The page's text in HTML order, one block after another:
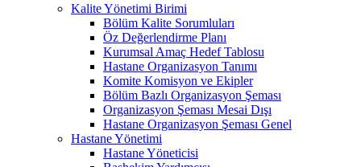
Kalite Yönetimi Birimi
Bölüm Kalite Sorumluları
Öz Değerlendirme Planı
Kurumsal Amaç Hedef Tablosu
Hastane Organizasyon Tanımı
Komite Komisyon ve Ekipler
Bölüm Bazlı Organizasyon Şeması
Organizasyon Şeması Mesai Dışı
Hastane Organizasyon Şeması Genel
Hastane Yönetimi
Hastane Yöneticisi